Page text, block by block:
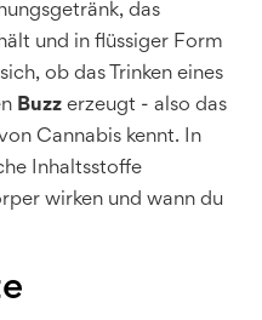
das
und in flüssiger Form
ob das Trinken eines
Buzz erzeugt - also das
Cannabis kennt. In
Inhaltsstoffe
wirken und wann du